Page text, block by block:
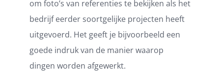
om foto’s van referenties te bekijken als het
bedrijf eerder soortgelijke projecten heeft
uitgevoerd. Het geeft je bijvoorbeeld een
goede indruk van de manier waarop
dingen worden afgewerkt.